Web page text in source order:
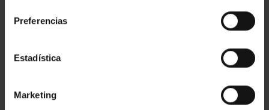
Preferencias
Estadística
Marketing
buitenposten mogelijk.
Hiermee kunnen gebruikers eenvoudig externe
capaciteit.
Perfect voor het opslaan en overbrengen van
grote hoeveelheden gegevens.